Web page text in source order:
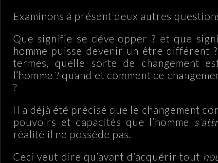
Examinons à présent deux autres
Que signifie se développer ? et que
homme puisse devenir un être différent
termes, quelle sorte de changement
l’homme ? quand et comment ce
?
Il a déjà été précisé que le changement
pouvoirs et capacités que l’homme
réalité il ne possède pas.
Ceci veut dire qu’avant d’acquérir tout